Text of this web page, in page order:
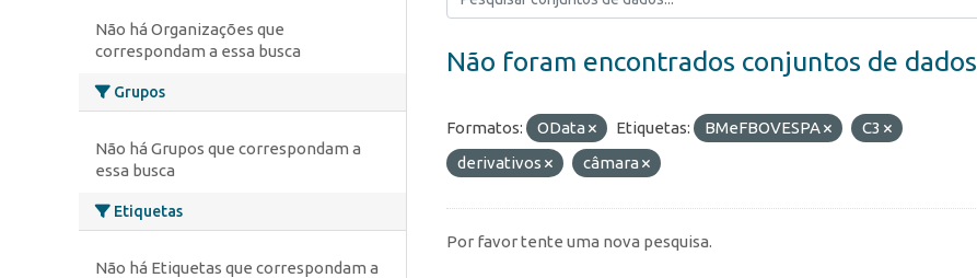
Não há Organizações que
correspondam a essa busca
Grupos
Não há Grupos que correspondam a
essa busca
Etiquetas
Não há Etiquetas que correspondam a
Não foram encontrados conjuntos de dados
Formatos: OData Etiquetas: BMeFBOVESPA
C3
derivativos
câmara
Por favor tente uma nova pesquisa.